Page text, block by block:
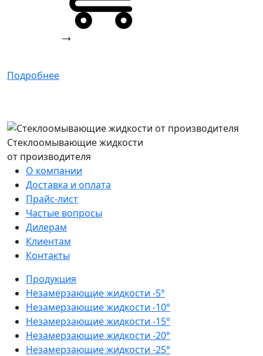
Подробнее
Стеклоомывающие жидкости
от производителя
О компании
Доставка и оплата
Прайс-лист
Частые вопросы
Дилерам
Клиентам
Контакты
Продукция
Незамерзающие жидкости -5°
Незамерзающие жидкости -10°
Незамерзающие жидкости -15°
Незамерзающие жидкости -20°
Незамерзающие жидкости -25°